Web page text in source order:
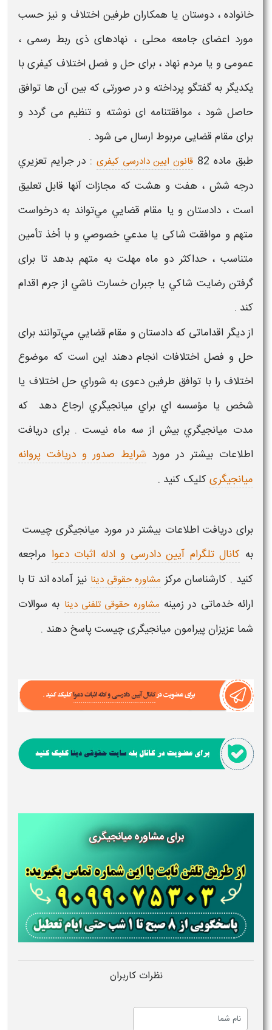
خانواده ، دوستان یا همکاران طرفین اختلاف و نیز حسب
مورد اعضای جامعه محلی ، نهادهای ذی ربط رسمی ،
عمومی و یا مردم نهاد ، برای حل و فصل اختلاف کیفری با
یکدیگر به گفتگو پرداخته و در صورتی که بین آن ها توافق
حاصل شود ، موافقتنامه ای نوشته و تنظیم می گردد و
برای مقام قضایی مربوط ارسال می ‏شود .
طبق ماده 82
قانون ایین دادرسی کیفری : در جرايم تعزيري
درجه شش ، هفت و هشت كه مجازات آنها قابل تعليق
است ، دادستان و یا مقام قضايي مي‌تواند به درخواست
متهم و موافقت شاکی يا مدعي خصوصي و با أخذ تأمين
متناسب ، حداكثر دو ماه مهلت به متهم بدهد تا برای
گرفتن رضایت شاكي يا جبران خسارت ناشي از جرم اقدام
كند .
از دیگر اقداماتی که دادستان و مقام قضايي مي‌توانند برای
حل و فصل اختلافات انجام دهند این است که موضوع
اختلاف را با توافق طرفین دعوی به شوراي حل اختلاف يا
شخص يا مؤسسه ‏اي براي ميانجيگري ارجاع دهد که
مدت ميانجيگريبيش از سه ماه نيست . برای دریافت
اطلاعات بیشتر در مورد شرایط صدور و دریافت پروانه
میانجیگری کلیک کنید .
برای دریافت اطلاعات بیشتر در مورد میانجیگری چیست
به کانال تلگرام آیین دادرسی و ادله اثبات دعوا مراجعه
کنید . کارشناسان مرکز مشاوره حقوقی دینا نیز آماده اند تا با
ارائه خدماتی در زمینه مشاوره حقوقی تلفنی دینا به سوالات
شما عزیزان پیرامون میانجیگری چیستپاسخ دهند .
برای مشاوره میانجیگری
نظرات کاربران